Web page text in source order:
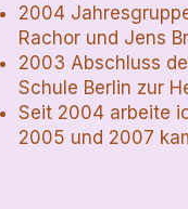
2004
Rachor und Jens
2003 Abschluss
Schule Berlin zur
Seit 2004 arbeite
2005 und 2007